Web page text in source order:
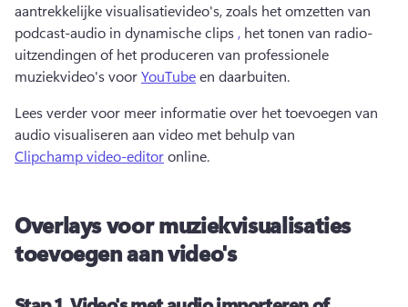
aantrekkelijke visualisatievideo's, zoals het omzetten van
podcast-audio in dynamische clips , het tonen van radio-
uitzendingen of het produceren van professionele
muziekvideo's voor YouTube en daarbuiten.
Lees verder voor meer informatie over het toevoegen van
audio visualiseren aan video met behulp van
Clipchamp video-editor online.
Overlays voor muziekvisualisaties
toevoegen aan video's